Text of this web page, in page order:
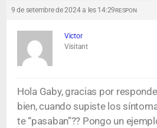
9 de setembre de 2024 a les 14:29RESPON
Victor
Visitant
Hola Gaby, gracias por
bien, cuando supiste los
te “pasaban”?? Pongo un